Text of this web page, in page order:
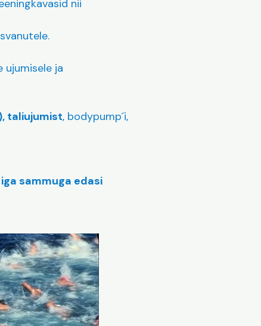
nii
ja
taliujumist, bodypump´i,
sammuga edasi